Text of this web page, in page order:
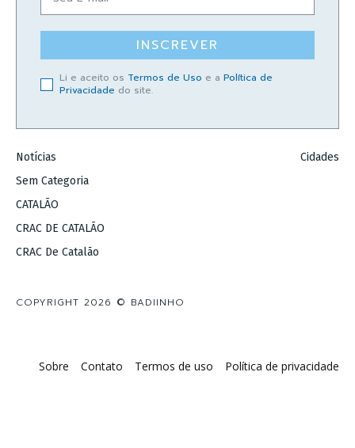
INSCREVER
Li e aceito os Termos de Uso e a Política de
Privacidade do site.
Notícias
Sem Categoria
CATALÃO
CRAC DE CATALÃO
CRAC De Catalão
Cidades
COPYRIGHT 2026 © BADIINHO
Sobre Contato Termos de uso Política de privacidade